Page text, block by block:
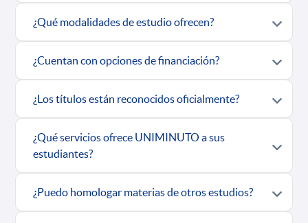
¿Qué modalidades de estudio ofrecen?
¿Cuentan con opciones de financiación?
¿Los títulos están reconocidos oficialmente?
¿Qué servicios ofrece UNIMINUTO a sus
estudiantes?
¿Puedo homologar materias de otros estudios?